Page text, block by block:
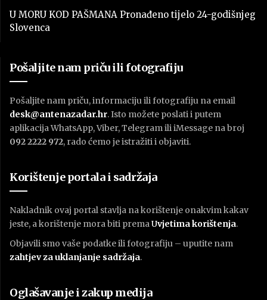
U MORU KOD PAŠMANA Pronađeno tijelo 24-godišnjeg
Slovenca
Pošaljite nam priču ili fotografiju
Pošaljite nam priču, informaciju ili fotografiju na email
desk@antenazadar.hr. Isto možete poslati i putem
aplikacija WhatsApp, Viber, Telegram ili iMessage na broj
092 2222 972, rado ćemo je istražiti i objaviti.
Korištenje portala i sadržaja
Nakladnik ovaj portal stavlja na korištenje onakvim kakav
jeste, a korištenje mora biti prema Uvjetima korištenja.
Objavili smo vaše podatke ili fotografiju – uputite nam
zahtjev za uklanjanje sadržaja.
Oglašavanje i zakup medija